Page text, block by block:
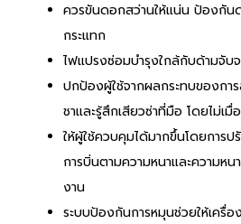
ควรขันดอกสว่านให้แน่น ป้องกัน
กระแทก
ไฟแปรงซ่อมบำรุงใกล้กับด้ามจับ
ปกป้องผู้ใช้จากผลกระทบของกา
ชาและรู้สึกเสียวซ่าที่มือ โดยไม่เมื่
ให้ผู้ใช้ควบคุมได้มากขึ้นโดยการปรั
การบิ่นตามความหนาและความห
งาน
ระบบป้องกันการหมุนช่วยให้เครื่